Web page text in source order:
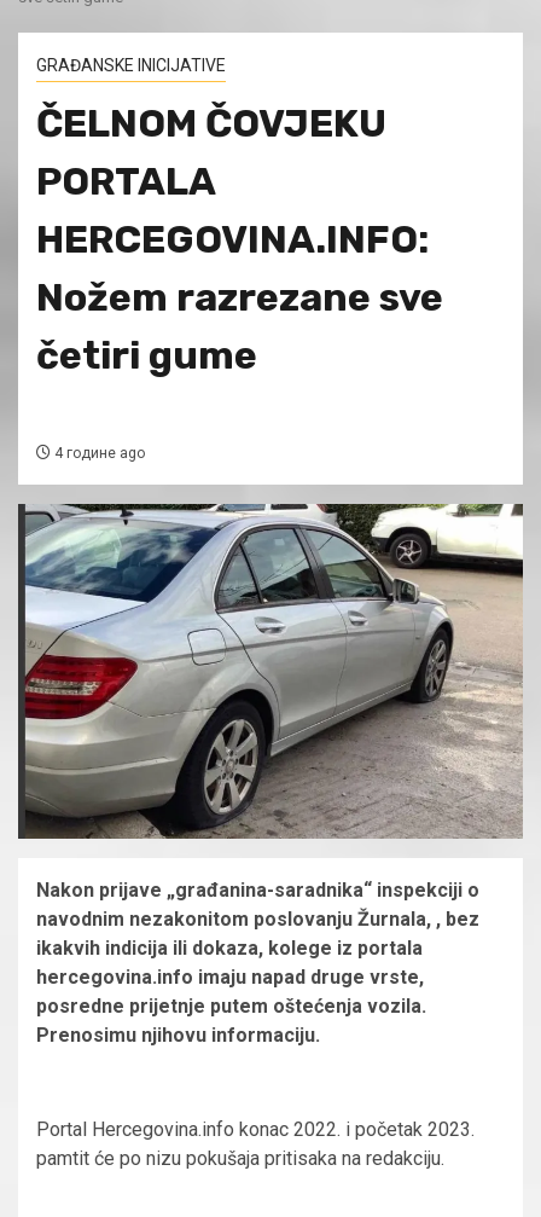
GRAĐANSKE INICIJATIVE
ČELNOM ČOVJEKU
PORTALA
HERCEGOVINA.INFO:
Nožem razrezane sve
četiri gume
4 године ago
Nakon prijave „građanina-saradnika“ inspekciji o
navodnim nezakonitom poslovanju Žurnala, , bez
ikakvih indicija ili dokaza, kolege iz portala
hercegovina.info imaju napad druge vrste,
posredne prijetnje putem oštećenja vozila.
Prenosimu njihovu informaciju.
Portal Hercegovina.info konac 2022. i početak 2023.
pamtit će po nizu pokušaja pritisaka na redakciju.